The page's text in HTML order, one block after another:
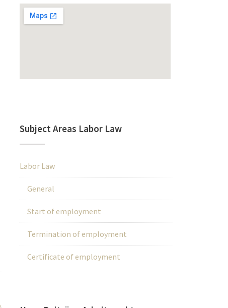
Subject Areas Labor Law
Labor Law
General
Start of employment
Termination of employment
Certificate of employment